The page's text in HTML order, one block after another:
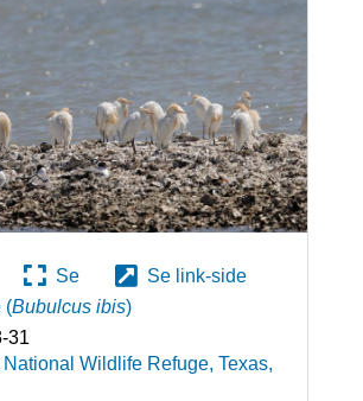
Se
Se link-side
(Bubulcus ibis)
31
Wildlife Refuge, Texas,